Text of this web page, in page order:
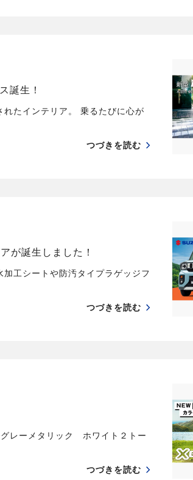
誕生！
たインテリア。 乗るたびに心が
つづきを読む
が誕生しました！
工シートや防汚タイプラゲッジフ
つづきを読む
レーメタリック ホワイト２トー
つづきを読む